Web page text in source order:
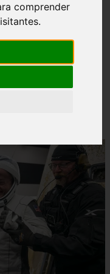
comprender
cúspide de la
social